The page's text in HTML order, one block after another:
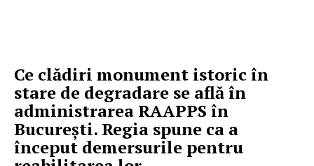
Ce clădiri monument istoric în
stare de degradare se află în
administrarea RAAPPS în
București. Regia spune ca a
început demersurile pentru